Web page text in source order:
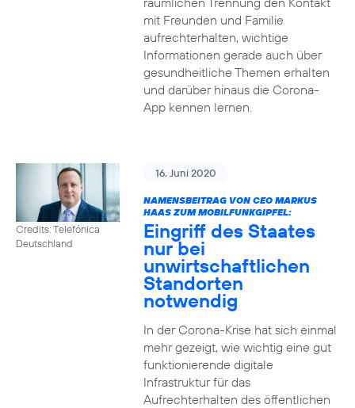
mit Freunden und Familie
aufrechterhalten, wichtige
Informationen gerade auch über
gesundheitliche Themen erhalten
und darüber hinaus die Corona-
App kennen lernen.
Credits: Telefónica
Deutschland
16. Juni 2020
NAMENSBEITRAG VON CEO MARKUS
HAAS ZUM MOBILFUNKGIPFEL:
Eingriff des Staates
nur bei
unwirtschaftlichen
Standorten
notwendig
In der Corona-Krise hat sich einmal
mehr gezeigt, wie wichtig eine gut
funktionierende digitale
Infrastruktur für das
Aufrechterhalten des öffentlichen